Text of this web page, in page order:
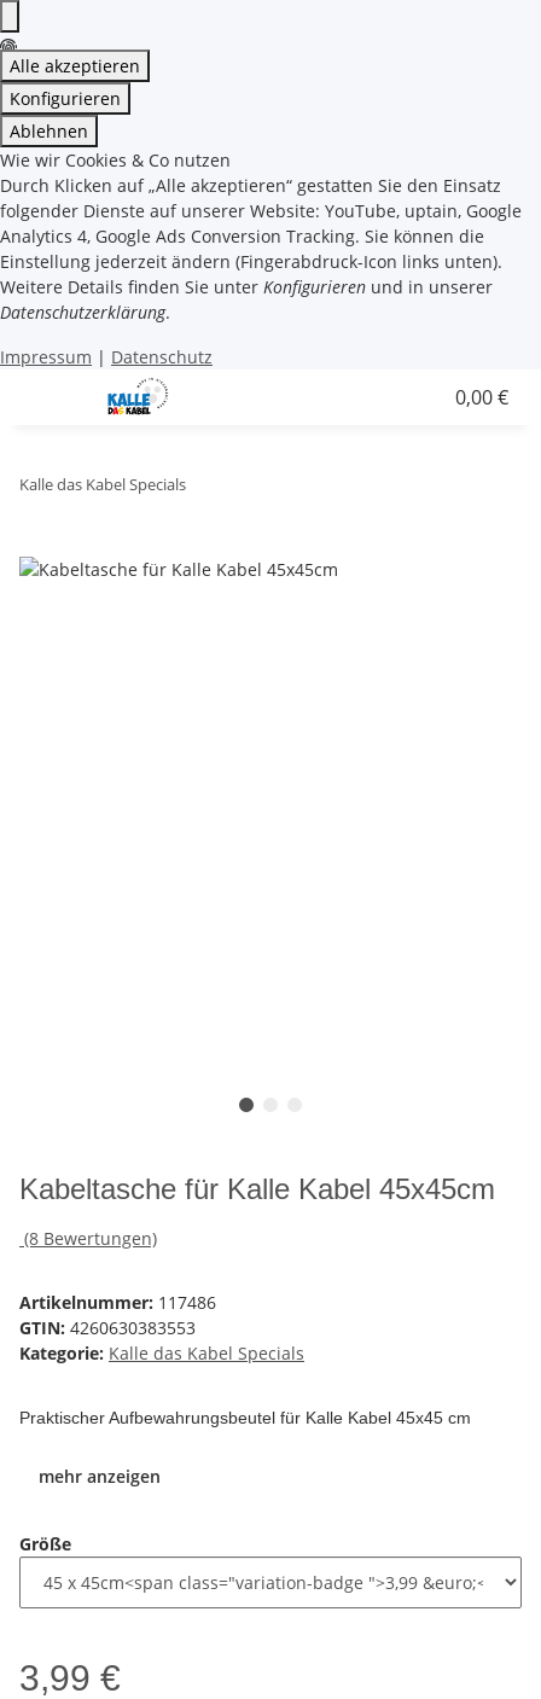
Alle akzeptieren
Konfigurieren
Ablehnen
Wie wir Cookies & Co nutzen
Durch Klicken auf „Alle akzeptieren“ gestatten Sie den Einsatz
folgender Dienste auf unserer Website: YouTube, uptain, Google
Analytics 4, Google Ads Conversion Tracking. Sie können die
Einstellung jederzeit ändern (Fingerabdruck-Icon links unten).
Weitere Details finden Sie unter Konfigurieren und in unserer
Datenschutzerklärung.
Impressum | Datenschutz
0,00 €
Kalle das Kabel Specials
Kabeltasche für Kalle Kabel 45x45cm
(8 Bewertungen)
Artikelnummer: 117486
GTIN: 4260630383553
Kategorie: Kalle das Kabel Specials
Praktischer Aufbewahrungsbeutel für Kalle Kabel 45x45 cm
mehr anzeigen
Größe
3,99 €